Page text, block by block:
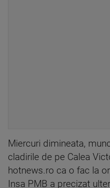
Miercuri dimineata,
cladirile de pe Calea
hotnews.ro ca o fac la
Insa PMB a precizat